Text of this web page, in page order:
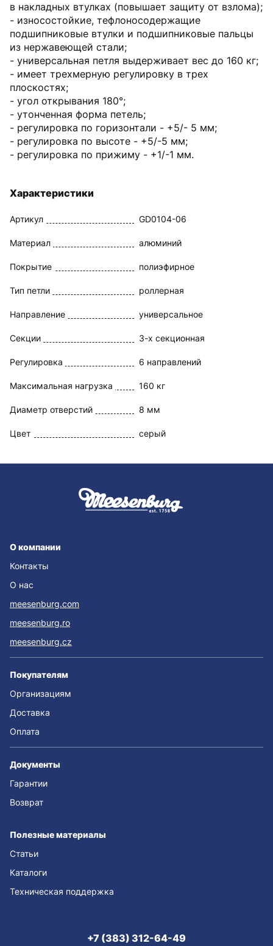
в накладных втулках (повышает защиту от взлома);
- износостойкие, тефлоносодержащие
подшипниковые втулки и подшипниковые пальцы
из нержавеющей стали;
- универсальная петля выдерживает вес до 160 кг;
- имеет трехмерную регулировку в трех
плоскостях;
- угол открывания 180°;
- утонченная форма петель;
- регулировка по горизонтали - +5/- 5 мм;
- регулировка по высоте - +5/-5 мм;
- регулировка по прижиму - +1/-1 мм.
Характеристики
Артикул GD0104-06
Материал алюминий
Покрытие полиэфирное
Тип петли роллерная
Направление универсальное
Секции 3-х секционная
Регулировка 6 направлений
Максимальная нагрузка 160 кг
Диаметр отверстий 8 мм
Цвет серый
О компании
Контакты
О нас
meesenburg.com
meesenburg.ro
meesenburg.cz
Покупателям
Организациям
Доставка
Оплата
Документы
Гарантии
Возврат
Полезные материалы
Статьи
Каталоги
Техническая поддержка
+7 (383) 312-64-49